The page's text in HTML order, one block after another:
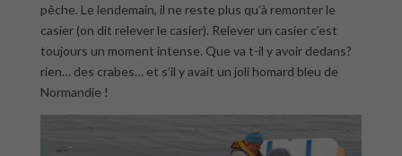
pêche. Le lendemain, il ne reste plus qu’à remonter le
casier (on dit relever le casier). Relever un casier c’est
toujours un moment intense. Que va t-il y avoir dedans?
rien… des crabes… et s’il y avait un joli homard bleu de
Normandie !